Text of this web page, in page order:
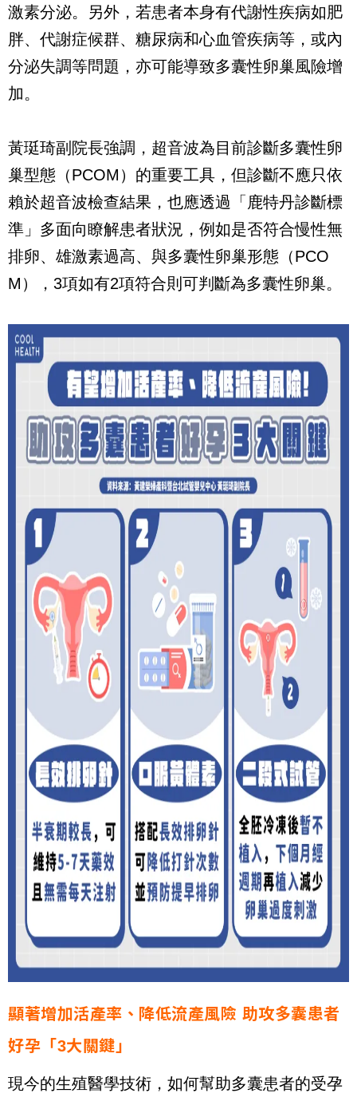
激素分泌。另外，若患者本身有代謝性疾病如肥
胖、代謝症候群、糖尿病和心血管疾病等，或內
分泌失調等問題，亦可能導致多囊性卵巢風險增
加。
黃珽琦副院長強調，超音波為目前診斷多囊性卵
巢型態（PCOM）的重要工具，但診斷不應只依
賴於超音波檢查結果，也應透過「鹿特丹診斷標
準」多面向瞭解患者狀況，例如是否符合慢性無
排卵、雄激素過高、與多囊性卵巢形態（PCO
M），3項如有2項符合則可判斷為多囊性卵巢。
顯著增加活產率、降低流產風險 助攻多囊患者
好孕「3大關鍵」
現今的生殖醫學技術，如何幫助多囊患者的受孕